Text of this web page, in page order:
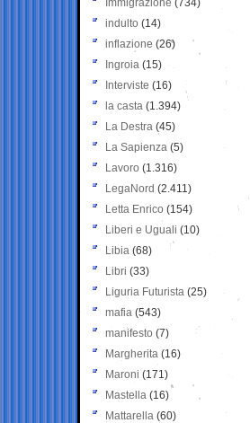
Immigrazione (734)
indulto (14)
inflazione (26)
Ingroia (15)
Interviste (16)
la casta (1.394)
La Destra (45)
La Sapienza (5)
Lavoro (1.316)
LegaNord (2.411)
Letta Enrico (154)
Liberi e Uguali (10)
Libia (68)
Libri (33)
Liguria Futurista (25)
mafia (543)
manifesto (7)
Margherita (16)
Maroni (171)
Mastella (16)
Mattarella (60)